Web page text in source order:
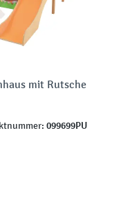
mit Rutsche
099699PU